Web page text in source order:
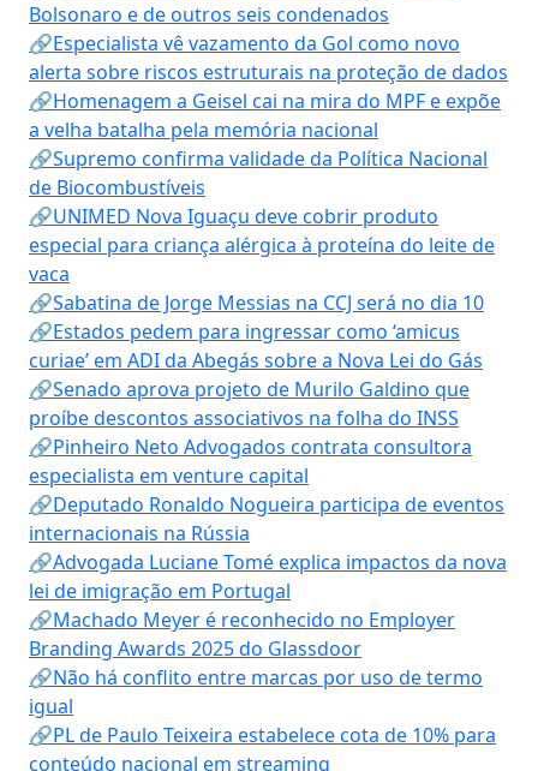
Bolsonaro e de outros seis condenados
🔗Especialista vê vazamento da Gol como novo
alerta sobre riscos estruturais na proteção de dados
🔗Homenagem a Geisel cai na mira do MPF e expõe
a velha batalha pela memória nacional
🔗Supremo confirma validade da Política Nacional
de Biocombustíveis
🔗UNIMED Nova Iguaçu deve cobrir produto
especial para criança alérgica à proteína do leite de
vaca
🔗Sabatina de Jorge Messias na CCJ será no dia 10
🔗Estados pedem para ingressar como ‘amicus
curiae’ em ADI da Abegás sobre a Nova Lei do Gás
🔗Senado aprova projeto de Murilo Galdino que
proíbe descontos associativos na folha do INSS
🔗Pinheiro Neto Advogados contrata consultora
especialista em venture capital
🔗Deputado Ronaldo Nogueira participa de eventos
internacionais na Rússia
🔗Advogada Luciane Tomé explica impactos da nova
lei de imigração em Portugal
🔗Machado Meyer é reconhecido no Employer
Branding Awards 2025 do Glassdoor
🔗Não há conflito entre marcas por uso de termo
igual
🔗PL de Paulo Teixeira estabelece cota de 10% para
conteúdo nacional em streaming